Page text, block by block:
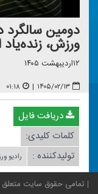
دومین
ورزش،
۱۲اردیبهشت ۱۴۰۵
۱۴۰۵/۰۲/۱۳ | ۰۱:۱۸
دریافت فایل
کلمات کلیدی:
تولیدکننده :
رادیو
تمامی حقوق سایت